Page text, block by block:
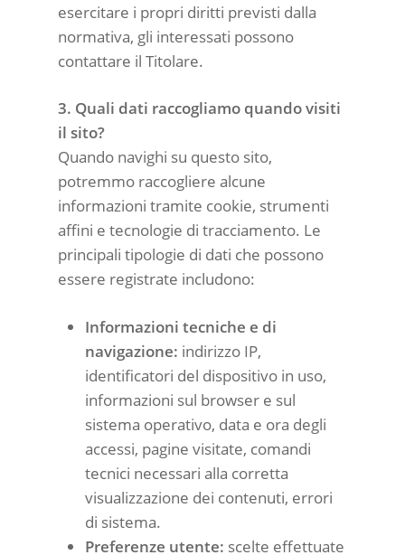
esercitare i propri diritti previsti dalla
normativa, gli interessati possono
contattare il Titolare.
3. Quali dati raccogliamo quando visiti
il sito?
Quando navighi su questo sito,
potremmo raccogliere alcune
informazioni tramite cookie, strumenti
affini e tecnologie di tracciamento. Le
principali tipologie di dati che possono
essere registrate includono:
Informazioni tecniche e di
navigazione: indirizzo IP,
identificatori del dispositivo in uso,
informazioni sul browser e sul
sistema operativo, data e ora degli
accessi, pagine visitate, comandi
tecnici necessari alla corretta
visualizzazione dei contenuti, errori
di sistema.
Preferenze utente: scelte effettuate